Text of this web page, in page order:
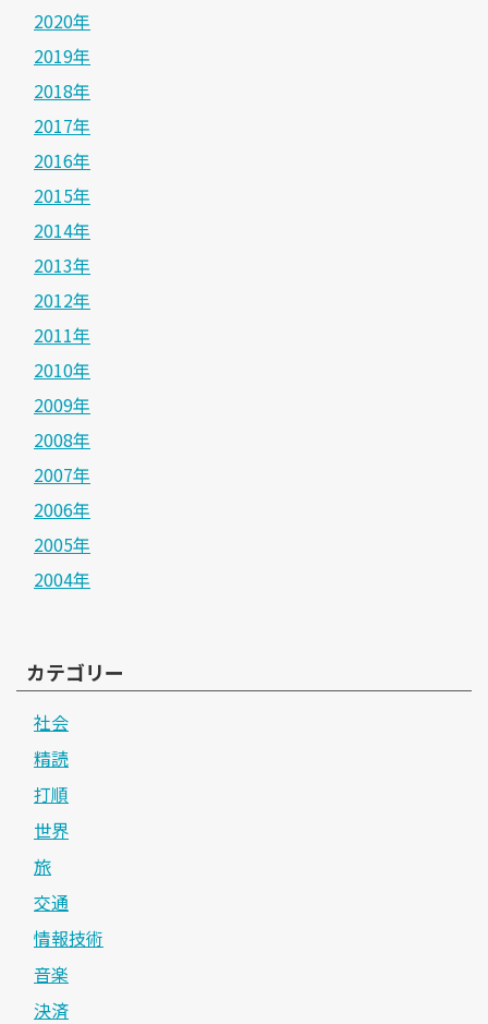
2020年
2019年
2018年
2017年
2016年
2015年
2014年
2013年
2012年
2011年
2010年
2009年
2008年
2007年
2006年
2005年
2004年
カテゴリー
社会
精読
打順
世界
旅
交通
情報技術
音楽
決済